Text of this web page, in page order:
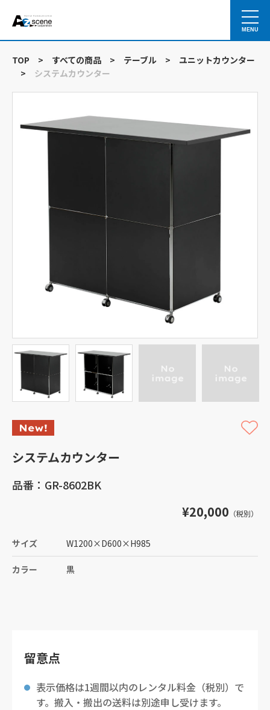
MENU
TOP > すべての商品 > テーブル >
ユニットカウンター
>
システムカウンター
システムカウンター
品番：GR-8602BK
¥20,000 （税別）
サイズ W1200×D600×H985
カラー 黒
留意点
表示価格は1週間以内のレンタル料金（税別）で
す。搬入・搬出の送料は別途申し受けます。